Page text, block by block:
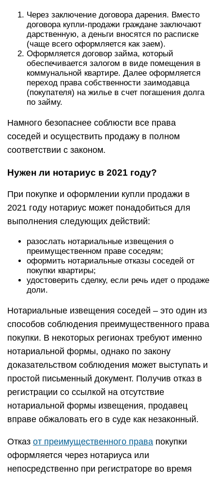
Через заключение договора дарения. Вместо
договора купли-продажи граждане заключают
дарственную, а деньги вносятся по расписке
(чаще всего оформляется как заем).
Оформляется договор займа, который
обеспечивается залогом в виде помещения в
коммунальной квартире. Далее оформляется
переход права собственности заимодавца
(покупателя) на жилье в счет погашения долга
по займу.
Намного безопаснее соблюсти все права
соседей и осуществить продажу в полном
соответствии с законом.
Нужен ли нотариус в 2021 году?
При покупке и оформлении купли продажи в
2021 году нотариус может понадобиться для
выполнения следующих действий:
разослать нотариальные извещения о
преимущественном праве соседям;
оформить нотариальные отказы соседей от
покупки квартиры;
удостоверить сделку, если речь идет о продаже
доли.
Нотариальные извещения соседей – это один из
способов соблюдения преимущественного права
покупки. В некоторых регионах требуют именно
нотариальной формы, однако по закону
доказательством соблюдения может выступать и
простой письменный документ. Получив отказ в
регистрации со ссылкой на отсутствие
нотариальной формы извещения, продавец
вправе обжаловать его в суде как незаконный.
Отказ от преимущественного права покупки
оформляется через нотариуса или
непосредственно при регистраторе во время